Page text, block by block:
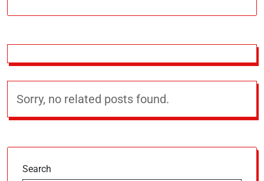
Sorry, no related posts found.
Search